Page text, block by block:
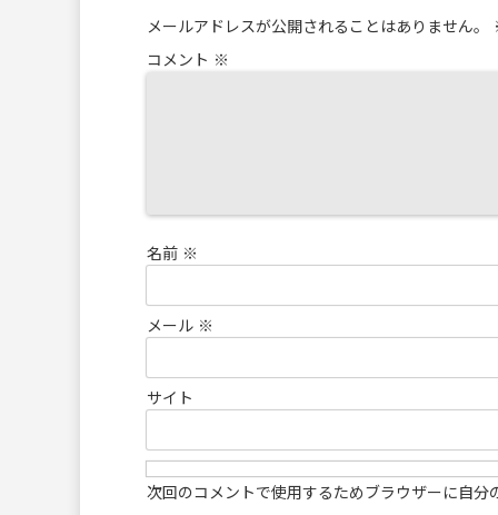
メールアドレスが公開されることはありません。
コメント ※
名前 ※
メール ※
サイト
次回のコメントで使用するためブラウザーに自